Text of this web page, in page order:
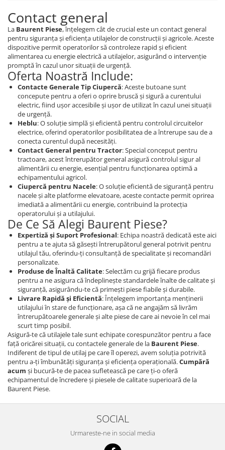
Intrerupator 3 pozitii
Relee 12V
Relee 24V
Modul electronic
Faruri fata
Lampi spate
Orometru
Microintrerupator
Senzori utilaje
Calculatoare utilaje
Electrovalva - electroventil - electro
valva
Bobina 12V
Senzor de vant - anemometru
Intrerupator 4 pozitii
Bobina 10V
Bobina 20V
Lampi semnalizare
Bobina 14V
Bobina 28V
Relee 48V
Contact 5 pozitii
Contactor 36V
Senzori de greutate
Bobina 18V
Contactor 16V
Kit reparatii contactor
Contactor 65V
Contactor 96V
Releu 230V
Relee 6V
Intrerupatoare
Piese Antonio Carraro
Piese Ammann
Piese Ahlmann
Piese Airo
Piese Aebi
Piese SDMO
Piese Doosan Daewoo
Piese Agritalia - Carraro
Piese Doppstadt
Piese Fai
Piese Kalmar
Piese Klemm
Piese Lansing Bagnall
Piese Laupetre
Piese Lebrero
Piese Macmoter
Piese Lugli
Piese Menzi Muck
Piese Mustang
Piese Steinbock
Piese Valpadana
Piese Zettelmeyer
Piese Venieri
Piese Nissan
Piese Sullair
Contact general
La Baurent Piese, înțelegem cât de crucial este un contact general
pentru siguranța și eficiența utilajelor de construcții și agricole. Aceste
dispozitive permit operatorilor să controleze rapid și eficient
alimentarea cu energie electrică a utilajelor, asigurând o intervenție
promptă în cazul unor situații de urgență.
Oferta Noastră Include:
Contacte Generale Tip Ciupercă: Aceste butoane sunt
concepute pentru a oferi o oprire bruscă și sigură a curentului
electric, fiind ușor accesibile și ușor de utilizat în cazul unei situații
de urgență.
Heblu: O soluție simplă și eficientă pentru controlul circuitelor
electrice, oferind operatorilor posibilitatea de a întrerupe sau de a
conecta curentul după necesități.
Contact General pentru Tractor: Special conceput pentru
tractoare, acest întrerupător general asigură controlul sigur al
alimentării cu energie, esențial pentru funcționarea optimă a
echipamentului agricol.
Ciupercă pentru Nacele: O soluție eficientă de siguranță pentru
nacele și alte platforme elevatoare, aceste contacte permit oprirea
imediată a alimentării cu energie, contribuind la protecția
operatorului și a utilajului.
De Ce Să Alegi Baurent Piese?
Expertiză și Suport Profesional: Echipa noastră dedicată este aici
pentru a te ajuta să găsești întrerupătorul general potrivit pentru
utilajul tău, oferindu-ți consultanță de specialitate și recomandări
personalizate.
Produse de Înaltă Calitate: Selectăm cu grijă fiecare produs
pentru a ne asigura că îndeplinește standardele înalte de calitate și
siguranță, asigurându-te că primești piese fiabile și durabile.
Livrare Rapidă și Eficientă: Înțelegem importanța menținerii
utilajului în stare de funcționare, așa că ne angajăm să livrăm
întrerupătoarele generale și alte piese de care ai nevoie în cel mai
scurt timp posibil.
Asigură-te că utilajele tale sunt echipate corespunzător pentru a face
față oricărei situații, cu contactele generale de la Baurent Piese.
Indiferent de tipul de utilaj pe care îl operezi, avem soluția potrivită
pentru a-ți îmbunătăți siguranța și eficiența operațională.Cumpără
acum și bucură-te de pacea sufletească pe care ți-o oferă
echipamentul de încredere și piesele de calitate superioară de la
Baurent Piese.
SOCIAL
Urmareste-ne in social media